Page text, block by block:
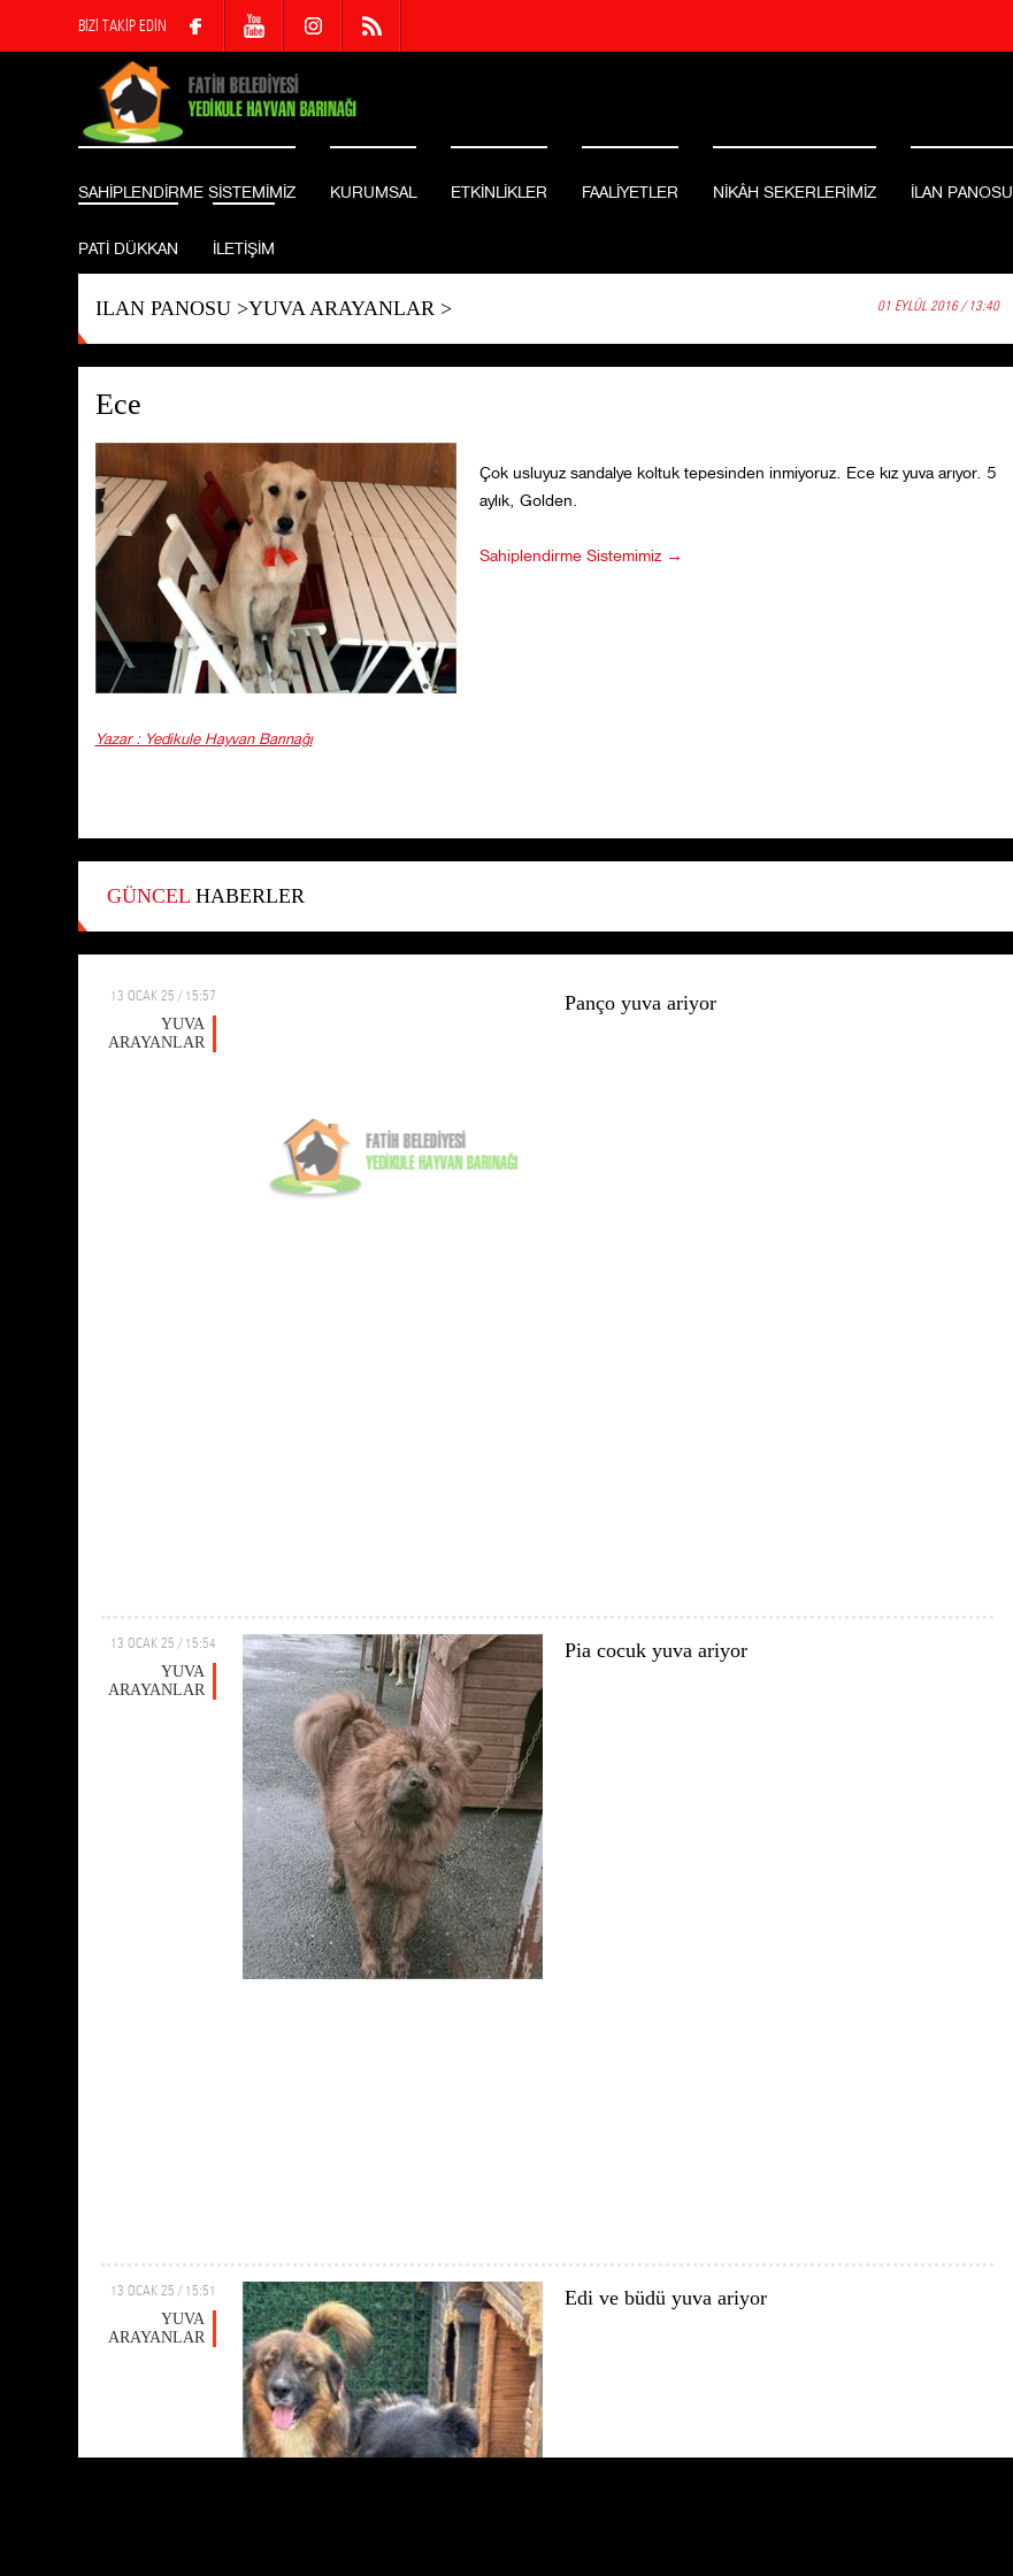
BİZİ TAKİP EDİN
SAHİPLENDİRME SİSTEMİMİZ KURUMSAL ETKİNLİKLER FAALİYETLER NİKÂH SEKERLERİMİZ İLAN PANOSU
PATİ DÜKKAN İLETİŞİM
ILAN PANOSU>YUVA ARAYANLAR> 01 EYLÜL 2016 / 13:40
Ece
Çok usluyuz sandalye koltuk tepesinden inmiyoruz. Ece kız yuva arıyor. 5
aylık, Golden.
Sahiplendirme Sistemimiz →
Yazar : Yedikule Hayvan Barınağı
GÜNCELHABERLER
13 OCAK 25 / 15:57
YUVA
ARAYANLAR
Panço yuva ariyor
13 OCAK 25 / 15:54
YUVA
ARAYANLAR
Pia cocuk yuva ariyor
13 OCAK 25 / 15:51
YUVA
ARAYANLAR
Edi ve büdü yuva ariyor